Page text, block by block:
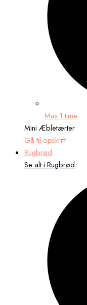
Max 1 time
Mini Æbletærter
Gå til opskrift
Rugbrød
Se alt i Rugbrød